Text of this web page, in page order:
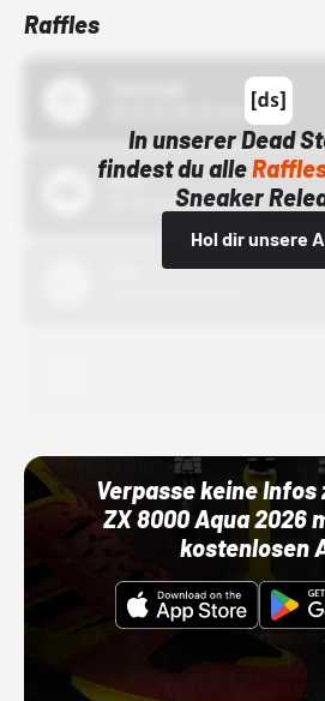
Raffles
In unserer Dead
findest du alle
Sneaker
Hol dir unsere
Bstn
01.10.22 00:00 Uhr
Verpasse keine Infos
ZX 8000 Aqua 2026
kostenlosen